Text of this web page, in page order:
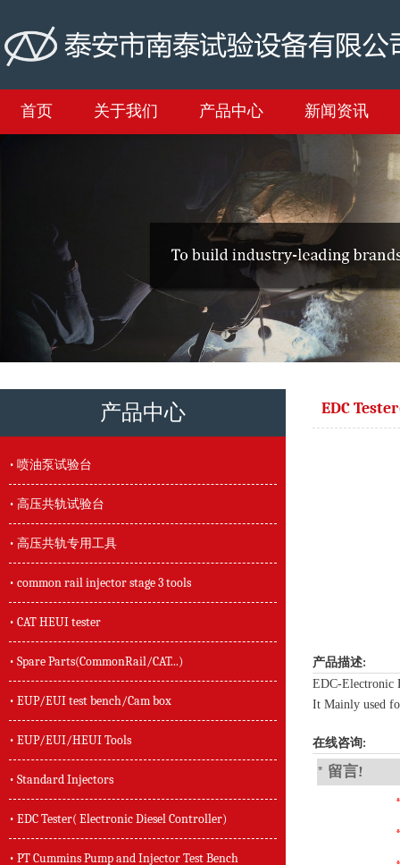
首页 关于我们 产品中心 新闻资讯
产品中心
• 喷油泵试验台
• 高压共轨试验台
• 高压共轨专用工具
• common rail injector stage 3 tools
• CAT HEUI tester
• Spare Parts(CommonRail/CAT...)
• EUP/EUI test bench/Cam box
• EUP/EUI/HEUI Tools
• Standard Injectors
• EDC Tester( Electronic Diesel Controller)
• PT Cummins Pump and Injector Test Bench
EDC
产品描述:
EDC-Electronic
It Mainly used
在线咨询:
* 留言!
*
*